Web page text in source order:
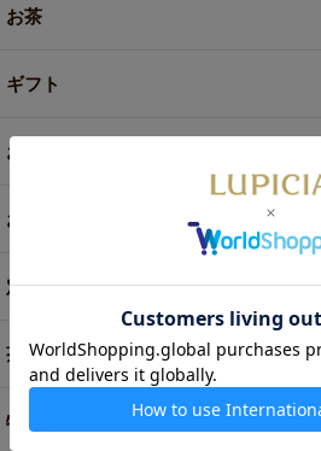
お茶
ギフト
お菓子・食品・飲料
お買い得商品
定期便
茶器・オリジナルグッズ
特別商品・お取り寄せ